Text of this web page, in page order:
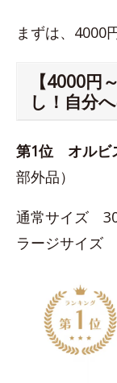
まずは、4000
【4000円
し！自分
第1位 オル
部外品）
通常サイズ
ラージサイズ